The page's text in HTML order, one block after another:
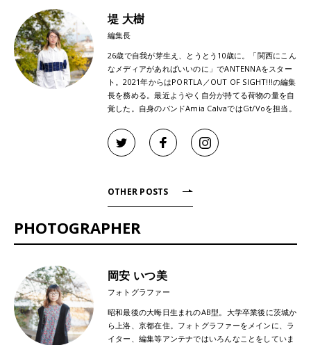
堤 大樹
編集長
26歳で自我が芽生え、とうとう10歳に。「関西にこん
なメディアがあればいいのに」でANTENNAをスター
ト。2021年からはPORTLA／OUT OF SIGHT!!!の編集
長を務める。最近ようやく自分が持てる荷物の量を自
覚した。自身のバンドAmia CalvaではGt/Voを担当。
OTHER POSTS
PHOTOGRAPHER
岡安 いつ美
フォトグラファー
昭和最後の大晦日生まれのAB型。大学卒業後に茨城か
ら上洛、京都在住。フォトグラファーをメインに、ラ
イター、編集等アンテナではいろんなことをしていま